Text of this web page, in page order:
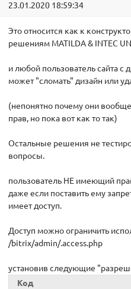
23.01.2020 18:59:34
Это относится как к
решениям MATILDA & INTEC
и любой пользователь сайта с
может "сломать" дизайн или
(непонятно почему они
прав, но пока вот как то так)
Остальные решения не
вопросы.
пользователь НЕ имеющий
даже если поставить ему
имеет доступ.
Доступ можно ограничить
/bitrix/admin/.access.php
установив следующие
Код